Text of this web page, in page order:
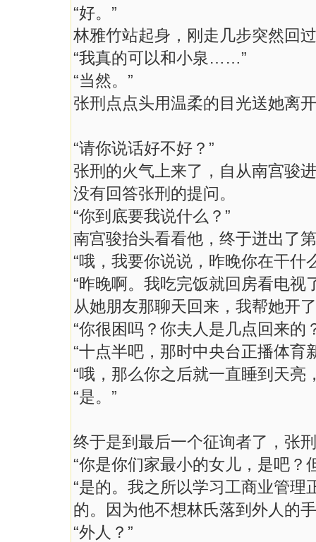
“好。”
林雅竹站起身，刚走几步突然回
“我真的可以和小泉……”
“当然。”
张刑点点头用温柔的目光送她离
“请你说话好不好？”
张刑的火气上来了，自从南宫骏
没有回答张刑的提问。
“你到底要我说什么？”
南宫骏抬头看看他，终于迸出了
“哦，我要你说说，昨晚你在干什
“昨晚啊。我吃完饭就回房看电
从她朋友那聊天回来，我帮她开
“你很困吗？你夫人是几点回来的
“十点半吧，那时中央台正播体育
“哦，那么你之后就一直睡到天亮
“是。”
终于是到最后一个征询者了，张
“你是你们家最小的女儿，是吧？
“是的。我之所以学习工商业管
的。因为他不想林氏落到外人的
“外人？”